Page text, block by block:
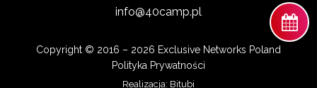
info@40camp.pl
Copyright © 2016 – 2026 Exclusive Networks Poland
Polityka Prywatności
Realizacja: Bitubi